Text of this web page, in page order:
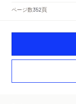
ページ数352頁